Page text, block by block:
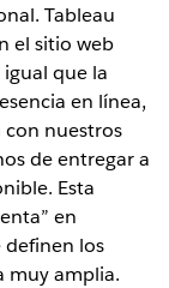
Tableau
el sitio web
que la
en línea,
nuestros
de entregar a
Esta
en
definen los
muy amplia.